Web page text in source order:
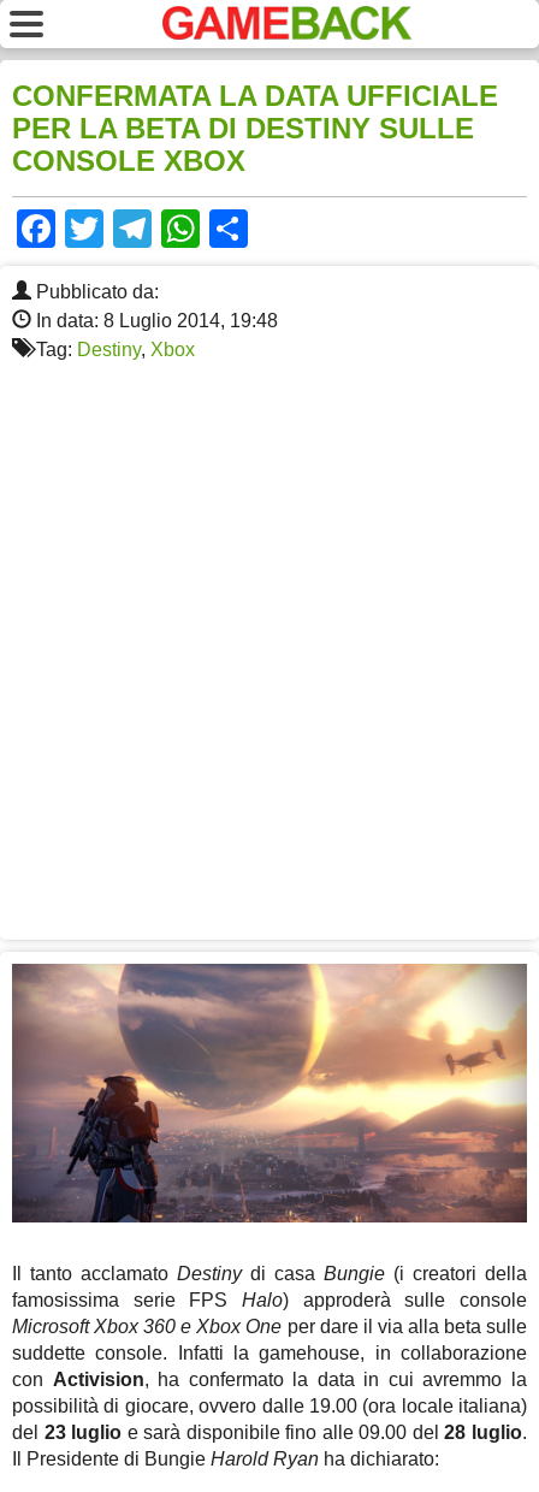
CONFERMATA LA DATA UFFICIALE
PER LA BETA DI DESTINY SULLE
CONSOLE XBOX
Facebook
TwitterTelegram
WhatsApp
Pubblicato da:
In data: 8 Luglio 2014, 19:48
Tag: Destiny, Xbox
Il tanto acclamato Destinydi casa Bungie (i creatori della
famosissima serie FPS Halo) approderà sulle console
Microsoft Xbox 360 e Xbox One per dare il via alla beta sulle
suddette console. Infatti la gamehouse, in collaborazione
con Activision, ha confermato la data in cui avremmo la
possibilità di giocare, ovvero dalle 19.00 (ora locale italiana)
del 23 luglio e sarà disponibile fino alle 09.00 del28 luglio.
Il Presidente di Bungie Harold Ryan ha dichiarato: